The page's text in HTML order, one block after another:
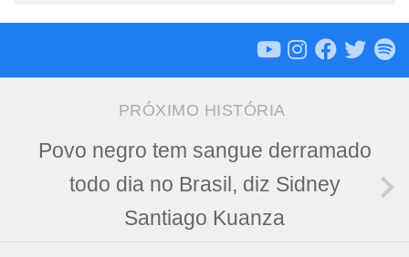
PRÓXIMO HISTÓRIA
Povo negro tem sangue derramado
todo dia no Brasil, diz Sidney
Santiago Kuanza